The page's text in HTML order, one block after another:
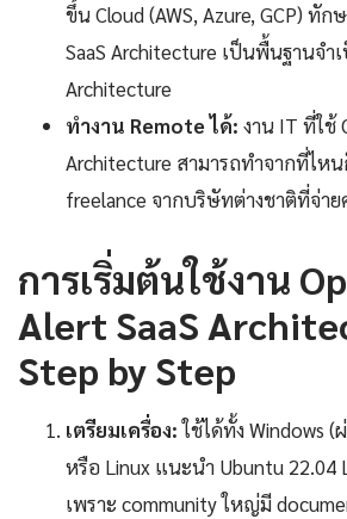
ขึ้น Cloud (AWS, Azure, GCP) ทัก
SaaS Architecture เป็นพื้นฐานจำ
Architecture
ทำงาน Remote ได้: งาน IT ที่ใช้
Architecture สามารถทำจากที่ไห
freelance จากบริษัทต่างชาติที่จ่า
การเริ่มต้นใช้งาน
Alert SaaS
Step by Step
เตรียมเครื่อง:ใช้ได้ทั้ง Windows (
หรือ Linux แนะนำ Ubuntu 22.04
เพราะ community ใหญ่มี